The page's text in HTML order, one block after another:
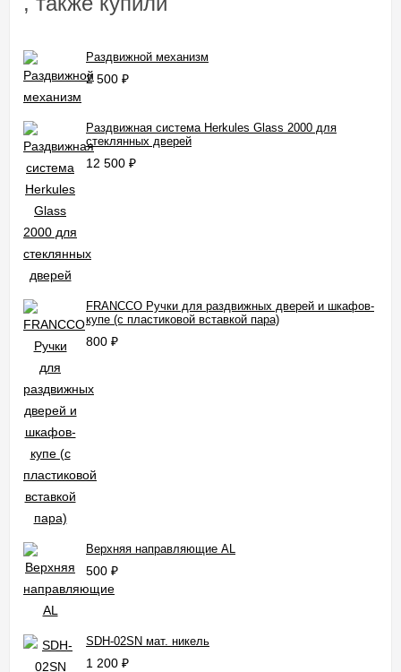
Раздвижной механизм
2 500 ₽
Раздвижная система Herkules Glass 2000 для
стеклянных дверей
12 500 ₽
FRANCCO Ручки для раздвижных дверей и шкафов-
купе (с пластиковой вставкой пара)
800 ₽
Верхняя направляющие AL
500 ₽
SDH-02SN мат. никель
1 200 ₽